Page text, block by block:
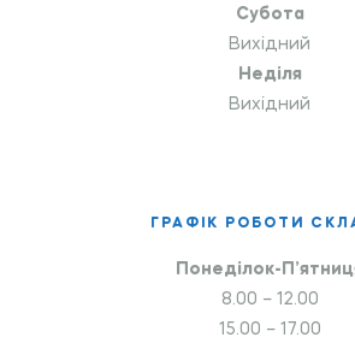
Субота
Вихідний
Неділя
Вихідний
ГРАФІК РОБОТИ
Понеділок-
8.00 – 12.00
15.00 – 17.00